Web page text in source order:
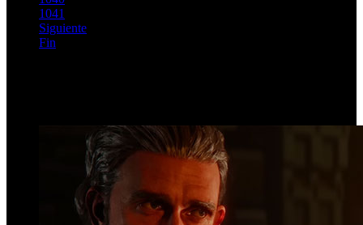
1041
Siguiente
Fin